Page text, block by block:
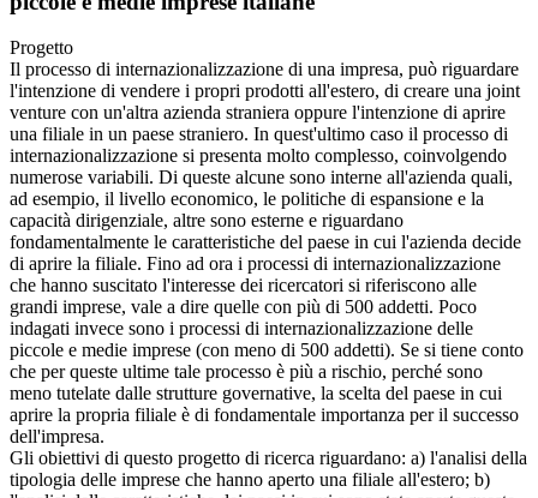
Progetto
Il processo di internazionalizzazione di una impresa, può riguardare
l'intenzione di vendere i propri prodotti all'estero, di creare una joint
venture con un'altra azienda straniera oppure l'intenzione di aprire
una filiale in un paese straniero. In quest'ultimo caso il processo di
internazionalizzazione si presenta molto complesso, coinvolgendo
numerose variabili. Di queste alcune sono interne all'azienda quali,
ad esempio, il livello economico, le politiche di espansione e la
capacità dirigenziale, altre sono esterne e riguardano
fondamentalmente le caratteristiche del paese in cui l'azienda decide
di aprire la filiale. Fino ad ora i processi di internazionalizzazione
che hanno suscitato l'interesse dei ricercatori si riferiscono alle
grandi imprese, vale a dire quelle con più di 500 addetti. Poco
indagati invece sono i processi di internazionalizzazione delle
piccole e medie imprese (con meno di 500 addetti). Se si tiene conto
che per queste ultime tale processo è più a rischio, perché sono
meno tutelate dalle strutture governative, la scelta del paese in cui
aprire la propria filiale è di fondamentale importanza per il successo
dell'impresa.
Gli obiettivi di questo progetto di ricerca riguardano: a) l'analisi della
tipologia delle imprese che hanno aperto una filiale all'estero; b)